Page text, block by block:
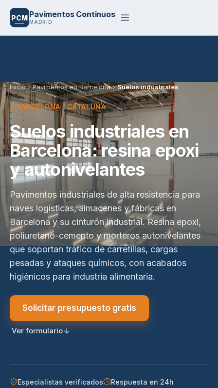
PCM Pavimentos Continuos
MADRID
Inicio Pavimentos en Barcelona Suelos industriales
BARCELONA · CATALUÑA
Suelos industriales en
Barcelona: resina epoxi
y autonivelantes
Pavimentos industriales de alta resistencia para
naves logísticas, almacenes y fábricas en
Barcelona y su cinturón industrial. Resina epoxi,
poliuretano-cemento y morteros autonivelantes
que soportan tráfico de carretillas, cargas
pesadas y ataques químicos, con acabados
higiénicos para industria alimentaria.
Solicitar presupuesto gratis
Ver formulario
Especialistas verificados
Respuesta en 24h